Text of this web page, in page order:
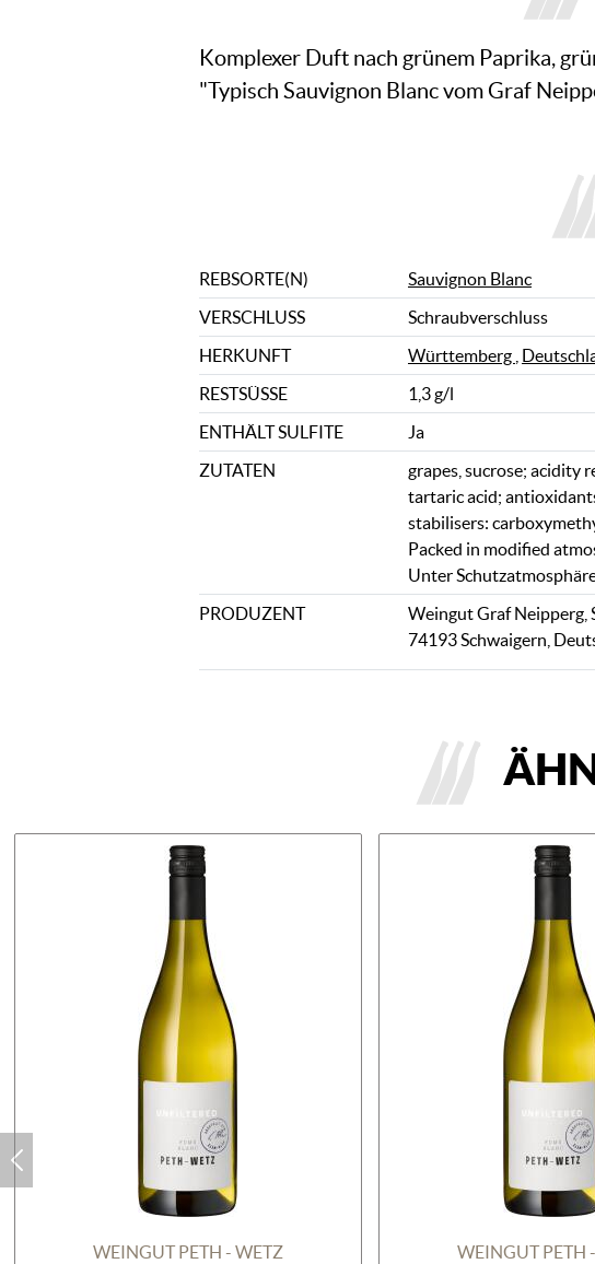
Komplexer Duft nach grünem Paprika,
"Typisch Sauvignon Blanc vom Graf
REBSORTE(N) Sauvignon Blanc
VERSCHLUSS
Schraubverschluss
HERKUNFT
Württemberg
RESTSÜSSE
1,3 g/l
ENTHÄLT SULFITE
Ja
ZUTATEN
grapes, sucrose; acidity
tartaric acid;
stabilisers:
Packed in modified
Unter
PRODUZENT
Weingut Graf Neipperg,
74193 Schwaigern,
WEINGUT PETH - WETZ WEINGUT PETH